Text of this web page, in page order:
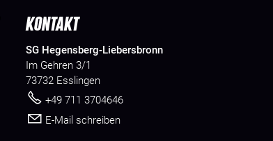
KONTAKT
SG Hegensberg-Liebersbronn
Im Gehren 3/1
73732 Esslingen
+49 711 3704646
E-Mail schreiben